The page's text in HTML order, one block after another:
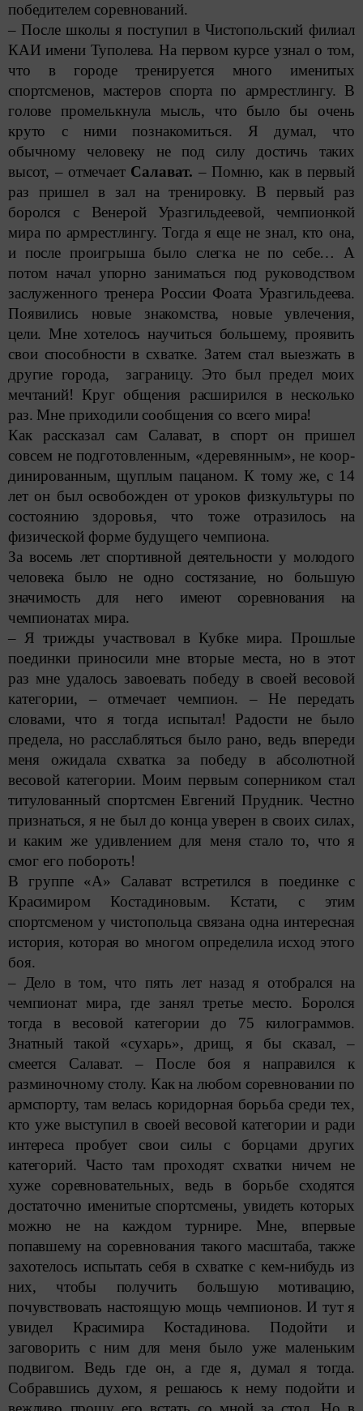
победителем соревнований.
– После школы я поступил в Чис­топольский филиал
КАИ имени Туполева. На первом курсе узнал о том,
что в городе тренируется много именитых
спортсменов, мас­теров спорта по армрестлингу. В
голове промелькнула мысль, что было бы очень
круто с ними познакомиться. Я думал, что
обычному человеку не под силу достичь таких
высот, – отмечает Салават. – Помню, как в первый
раз пришел в зал на тренировку. В первый раз
боролся с Венерой Уразгильдеевой, чемпионкой
мира по армрестлингу. Тогда я еще не знал, кто она,
и после проигрыша было слегка не по себе… А
потом начал упорно заниматься под руководством
заслуженного тренера России Фоата Уразгильдеева.
Появились новые знакомства, новые увлечения,
цели. Мне хотелось научиться большему, проявить
свои способности в схватке. Затем стал выезжать в
другие города, заграницу. Это был предел моих
мечтаний! Круг общения расширился в несколько
раз. Мне приходили сообщения со всего мира!
Как рассказал сам Салават, в спорт он пришел
совсем не подготовленным, «деревянным», не коор­
динированным, щуплым пацаном. К тому же, с 14
лет он был освобожден от уроков физкультуры по
состоянию здоровья, что тоже отразилось на
физической форме будущего чемпиона.
За восемь лет спортивной деятельности у молодого
человека было не одно состязание, но большую
значимость для него имеют соревнования на
чемпионатах мира.
– Я трижды участвовал в Кубке мира. Прошлые
поединки приносили мне вторые места, но в этот
раз мне удалось завоевать победу в своей весовой
категории, – отмечает чемпион. – Не передать
словами, что я тогда испытал! Радости не было
предела, но расслаб­ляться было рано, ведь впереди
меня ожидала схватка за победу в абсолютной
весовой категории. Моим первым соперником стал
титулованный спортсмен Евгений Прудник. Честно
признаться, я не был до конца уверен в своих силах,
и каким же удивлением для меня стало то, что я
смог его побороть!
В группе «А» Салават встретился в поединке с
Красимиром Костадиновым. Кстати, с этим
спортсменом у чистопольца связана одна интересная
история, которая во многом определила исход этого
боя.
– Дело в том, что пять лет назад я отобрался на
чемпионат мира, где занял третье место. Боролся
тогда в весовой категории до 75 килограммов.
Знатный такой «сухарь», дрищ, я бы сказал, –
смеется Салават. – После боя я направился к
разминочному столу. Как на любом соревновании по
армспорту, там велась коридорная борьба среди тех,
кто уже выступил в своей весовой категории и ради
интереса пробует свои силы с борцами других
категорий. Часто там проходят схватки ничем не
хуже соревновательных, ведь в борьбе сходятся
достаточно именитые спортсмены, увидеть которых
можно не на каждом турнире. Мне, впервые
попавшему на соревнования такого масштаба, также
захотелось испытать себя в схватке с кем-нибудь из
них, чтобы получить большую мотивацию,
почувствовать нас­тоящую мощь чемпионов. И тут я
увидел Красимира Костадинова. Подойти и
заговорить с ним для меня было уже маленьким
подвигом. Ведь где он, а где я, думал я тогда.
Собравшись духом, я решаюсь к нему подойти и